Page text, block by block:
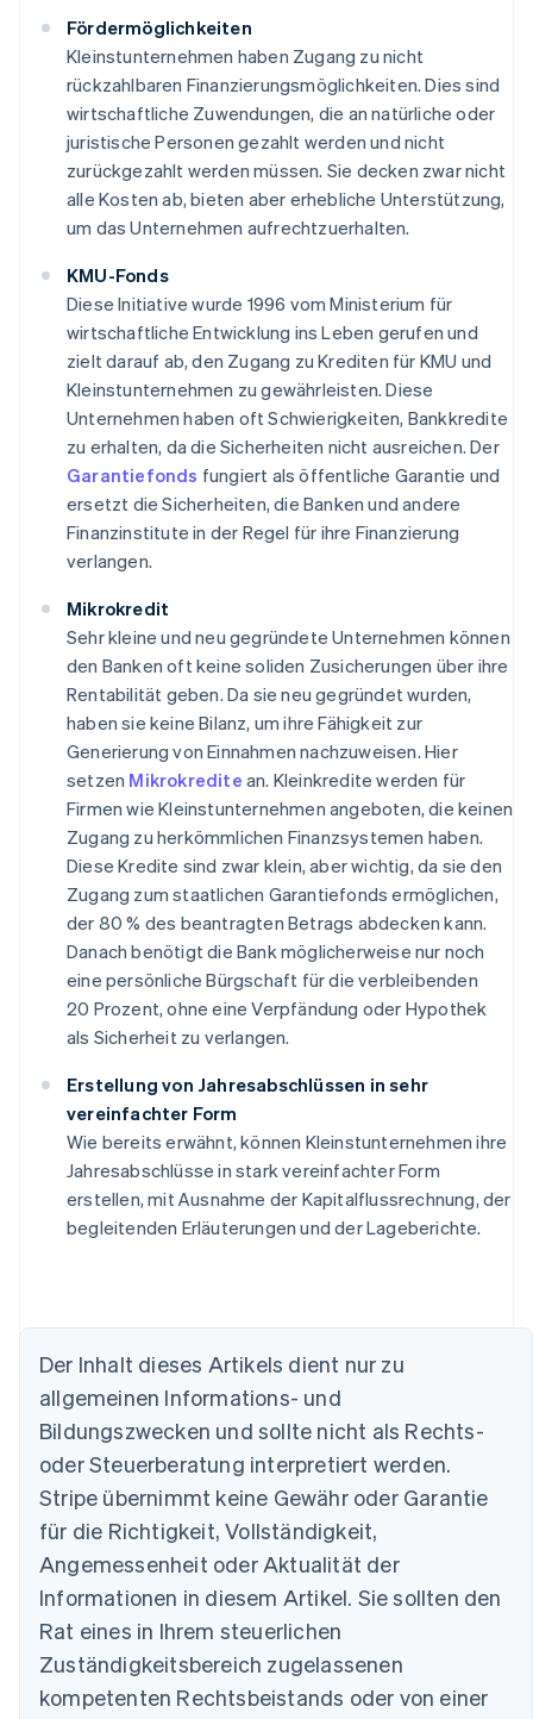
Fördermöglichkeiten
Kleinstunternehmen haben Zugang zu nicht
rückzahlbaren Finanzierungsmöglichkeiten. Dies sind
wirtschaftliche Zuwendungen, die an natürliche oder
juristische Personen gezahlt werden und nicht
zurückgezahlt werden müssen. Sie decken zwar nicht
alle Kosten ab, bieten aber erhebliche Unterstützung,
um das Unternehmen aufrechtzuerhalten.
KMU-Fonds
Diese Initiative wurde 1996 vom Ministerium für
wirtschaftliche Entwicklung ins Leben gerufen und
zielt darauf ab, den Zugang zu Krediten für KMU und
Kleinstunternehmen zu gewährleisten. Diese
Unternehmen haben oft Schwierigkeiten, Bankkredite
zu erhalten, da die Sicherheiten nicht ausreichen. Der
Garantiefonds fungiert als öffentliche Garantie und
ersetzt die Sicherheiten, die Banken und andere
Finanzinstitute in der Regel für ihre Finanzierung
verlangen.
Mikrokredit
Sehr kleine und neu gegründete Unternehmen können
den Banken oft keine soliden Zusicherungen über ihre
Rentabilität geben. Da sie neu gegründet wurden,
haben sie keine Bilanz, um ihre Fähigkeit zur
Generierung von Einnahmen nachzuweisen. Hier
setzen Mikrokredite an. Kleinkredite werden für
Firmen wie Kleinstunternehmen angeboten, die keinen
Zugang zu herkömmlichen Finanzsystemen haben.
Diese Kredite sind zwar klein, aber wichtig, da sie den
Zugang zum staatlichen Garantiefonds ermöglichen,
der 80 % des beantragten Betrags abdecken kann.
Danach benötigt die Bank möglicherweise nur noch
eine persönliche Bürgschaft für die verbleibenden
20 Prozent, ohne eine Verpfändung oder Hypothek
als Sicherheit zu verlangen.
Erstellung von Jahresabschlüssen in sehr
vereinfachter Form
Wie bereits erwähnt, können Kleinstunternehmen ihre
Jahresabschlüsse in stark vereinfachter Form
erstellen, mit Ausnahme der Kapitalflussrechnung, der
begleitenden Erläuterungen und der Lageberichte.
Der Inhalt dieses Artikels dient nur zu
allgemeinen Informations- und
Bildungszwecken und sollte nicht als Rechts-
oder Steuerberatung interpretiert werden.
Stripe übernimmt keine Gewähr oder Garantie
für die Richtigkeit, Vollständigkeit,
Angemessenheit oder Aktualität der
Informationen in diesem Artikel. Sie sollten den
Rat eines in Ihrem steuerlichen
Zuständigkeitsbereich zugelassenen
kompetenten Rechtsbeistands oder von einer
English
Belgien
Nederlands Français Deutsch English
Brasilien
PortuguêsEnglish
Bulgarien
Dänemark
English
Deutschland
Deutsch English
Estland
English
Festlandchina
简体中文 English